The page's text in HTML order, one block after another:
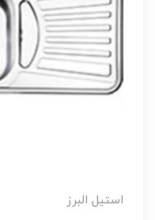
استیل البرز